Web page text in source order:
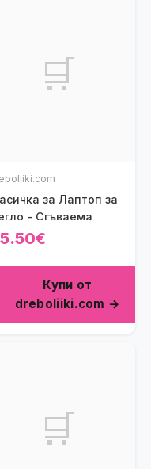
🛒
за Лаптоп за
- Сгъваема
Купи от
dreboliiki.com →
🛒